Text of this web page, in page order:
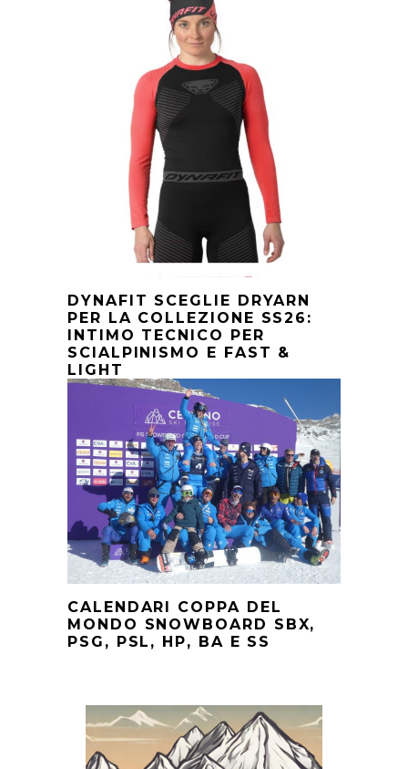
DYNAFIT SCEGLIE DRYARN
PER LA COLLEZIONE SS26:
INTIMO TECNICO PER
SCIALPINISMO E FAST &
LIGHT
CALENDARI COPPA DEL
MONDO SNOWBOARD SBX,
PSG, PSL, HP, BA E SS